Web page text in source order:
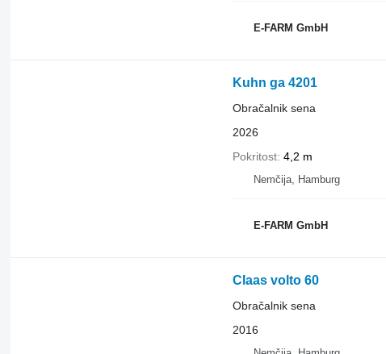
E-FARM GmbH
Kuhn ga 4201
Obračalnik sena
2026
Pokritost 4,2 m
Nemčija, Hamburg
E-FARM GmbH
Claas volto 60
Obračalnik sena
2016